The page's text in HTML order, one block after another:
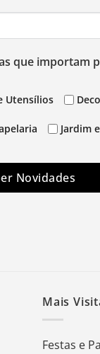
que importam
Utensílios
Jardim
Novidades
Mais
Festas e